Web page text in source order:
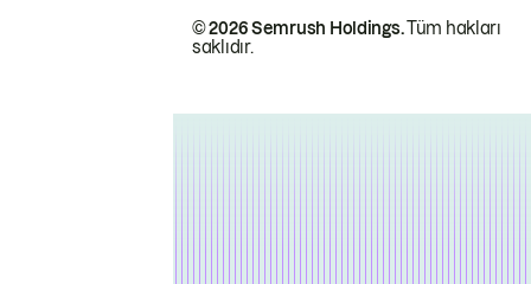
© 2026 Semrush Holdings.Tüm hakları
saklıdır.